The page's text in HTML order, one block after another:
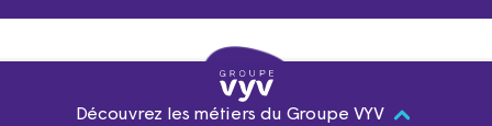
Découvrez les métiers du Groupe VYV